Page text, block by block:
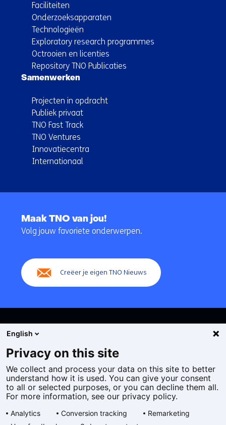
Faciliteiten
Onderzoeksapparaten
Technologieën
Exploratory research programmes
Octrooien en licenties
Repository TNO Publicaties
Samenwerken
Projecten in opdracht
Publiek privaat
TNO Fast Track
TNO Ventures
Innovatiecentra
Internationaal
navigatie
Maak TNO van jou!
Volg jouw favoriete onderwerpen.
Creëer je eigen TNO Nieuws
Cookies
Privacy statement
Toegankelijkheid
Algemene voorwaarden
English
Privacy on this site
We collect and process your data on this site to better
understand how it is used. You can give your consent
to all or selected purposes, or you can decline them all.
For more information, see our privacy policy.
Analytics Conversion tracking
Remarketing